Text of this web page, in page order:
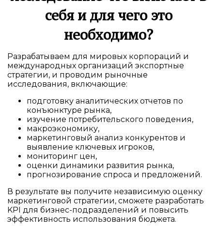
себя и для чего это
необходимо?
Разрабатываем для мировых корпораций и
международных организаций экспортные
стратегии, и проводим рыночные
исследования, включающие:
подготовку аналитических отчетов по
конъюнктуре рынка,
изучение потребительского поведения,
макроэкономику,
маркетинговый анализ конкурентов и
выявление ключевых игроков,
мониторинг цен,
оценки динамики развития рынка,
прогнозирование спроса и предложений.
В результате вы получите независимую оценку
маркетинговой стратегии, сможете разработать
KPI для бизнес-подразделений и повысить
эффективность использования бюджета.